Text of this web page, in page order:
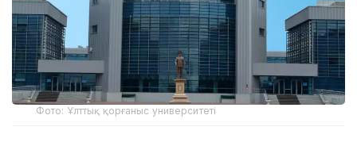
Фото: Ұлттық қорғаныс университеті